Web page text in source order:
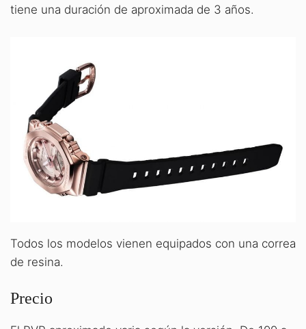
tiene una duración de aproximada de 3 años.
Todos los modelos vienen equipados con una correa
de resina.
Precio